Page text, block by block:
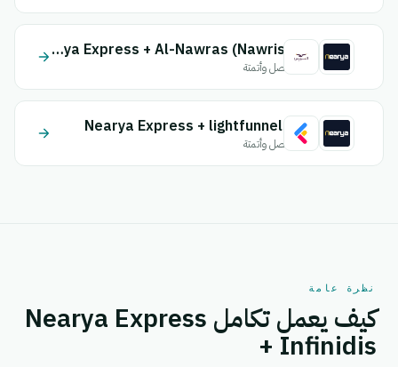
Nearya Express + Al-Nawras (Nawris)
اتصل وأتمتة
Nearya Express + lightfunnels
اتصل وأتمتة
نظرة عامة
كيف يعمل تكامل Nearya Express
+ Infinidis